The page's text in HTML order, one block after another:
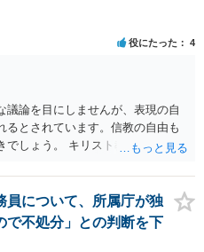
役にたった 4
議論を目にしませんが、表現の自
るとされています。信教の自由も
でしょう。 キリスト教の信仰につ
を拒否したり、それら儀式の遂行
制限に許されるとは思えません。
員について、所属庁が独
で不処分」との判断を下